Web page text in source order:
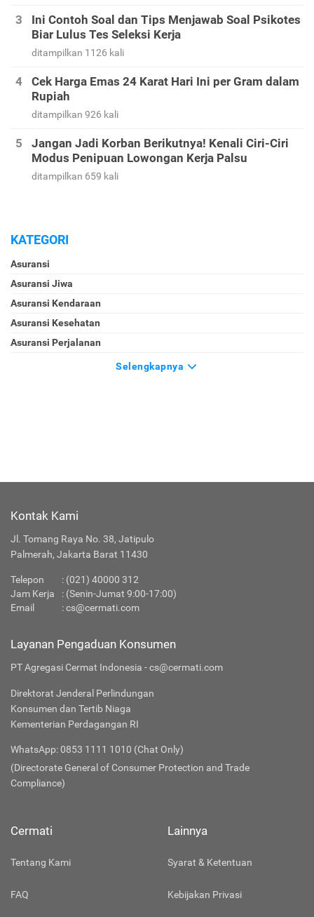
Ini Contoh Soal dan Tips Menjawab Soal Psikotes
Biar Lulus Tes Seleksi Kerja
ditampilkan 1126 kali
Cek Harga Emas 24 Karat Hari Ini per Gram dalam
Rupiah
ditampilkan 926 kali
Jangan Jadi Korban Berikutnya! Kenali Ciri-Ciri
Modus Penipuan Lowongan Kerja Palsu
ditampilkan 659 kali
KATEGORI
Asuransi
Asuransi Jiwa
Asuransi Kendaraan
Asuransi Kesehatan
Asuransi Perjalanan
Selengkapnya
Kontak Kami
Jl. Tomang Raya No. 38, Jatipulo
Palmerah, Jakarta Barat 11430
Telepon : (021) 40000 312
Jam Kerja
: (Senin-Jumat 9:00-17:00)
Email
:cs@cermati.com
Layanan Pengaduan Konsumen
PT Agregasi Cermat Indonesia - cs@cermati.com
Direktorat Jenderal Perlindungan
Konsumen dan Tertib Niaga
Kementerian Perdagangan RI
WhatsApp: 0853 1111 1010 (Chat Only)
(Directorate General of Consumer Protection and Trade
Compliance)
Cermati
Tentang Kami
FAQ
Lainnya
Syarat & Ketentuan
Kebijakan Privasi